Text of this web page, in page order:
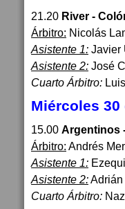
21.20 River -
Árbitro: Nicolás
Asistente 1: Javier
Asistente 2: José
Cuarto Árbitro:
Miércoles 30
15.00 Argentinos
Árbitro: Andrés
Asistente 1:
Asistente 2:Adrián
Cuarto Árbitro: